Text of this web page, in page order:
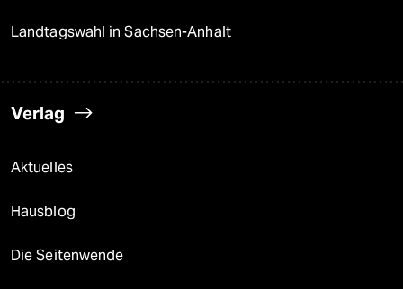
Landtagswahl in Sachsen-Anhalt
Verlag
Aktuelles
Hausblog
Die Seitenwende